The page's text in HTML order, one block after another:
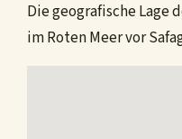
Die geografische Lage
im Roten Meer vor